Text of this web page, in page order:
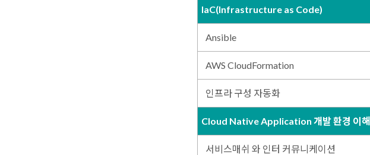
IaC(Infrastructure as Code)
Ansible
AWS CloudFormation
인프라 구성 자동화
Cloud Native Application 개발 환경 이해
서비스매쉬 와 인터 커뮤니케이션